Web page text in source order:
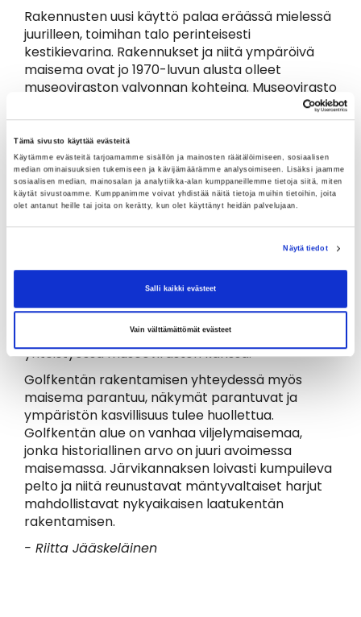
Tämä sivusto käyttää evästeitä
Käytämme evästeitä tarjoamamme sisällön ja mainosten räätälöimiseen, sosiaalisen
median ominaisuuksien tukemiseen ja kävijämäärämme analysoimiseen. Lisäksi jaamme
sosiaalisen median, mainosalan ja analytiikka-alan kumppaneillemme tietoja siitä, miten
käytät sivustoamme. Kumppanimme voivat yhdistää näitä tietoja muihin tietoihin, joita
olet antanut heille tai joita on kerätty, kun olet käyttänyt heidän palvelujaan.
Näytä tiedot
Salli kaikki evästeet
Vain välttämättömät evästeet
Rakennusten uusi käyttö palaa eräässä mielessä
juurilleen, toimihan talo perinteisesti
kestikievarina. Rakennukset ja niitä ympäröivä
maisema ovat jo 1970-luvun alusta olleet
museoviraston valvonnan kohteina. Museovirasto
uudisrakentamisen ja maisemoinnin vanhaa
kunnioittavasta toteuttamisesta. Tilan historia ja
perinteet ovat todella säilyttämisen arvoisia. Iitti
Golf sai tilan haltuunsa hyvään aikaan, sillä tila
olisi saattanut päästä ajan kuluessa pahasti
ränsistymään jakamattoman kuolinpesän
hallussa. Nyt hyöty on molemminpuolinen: Iitti
luonnonkauniin maiseman ja maalaismiljöön.
pitää sen kunnosta sille kuuluvaa huolta ja
varjelee samalla sen arvokasta kulttuuriperintöä,
yhteistyössä museoviraston kanssa.
Golfkentän rakentamisen yhteydessä myös
maisema parantuu, näkymät parantuvat ja
ympäristön kasvillisuus tulee huollettua.
Golfkentän alue on vanhaa viljelymaisemaa,
jonka historiallinen arvo on juuri avoimessa
maisemassa. Järvikannaksen loivasti kumpuileva
pelto ja niitä reunustavat mäntyvaltaiset harjut
mahdollistavat nykyaikaisen laatukentän
rakentamisen.
- Riitta Jääskeläinen